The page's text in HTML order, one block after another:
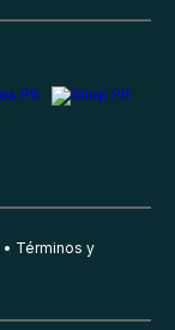
Términos y